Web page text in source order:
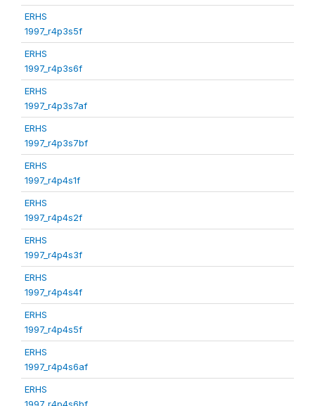
ERHS
1997_r4p3s5f
ERHS
1997_r4p3s6f
ERHS
1997_r4p3s7af
ERHS
1997_r4p3s7bf
ERHS
1997_r4p4s1f
ERHS
1997_r4p4s2f
ERHS
1997_r4p4s3f
ERHS
1997_r4p4s4f
ERHS
1997_r4p4s5f
ERHS
1997_r4p4s6af
ERHS
1997_r4p4s6bf